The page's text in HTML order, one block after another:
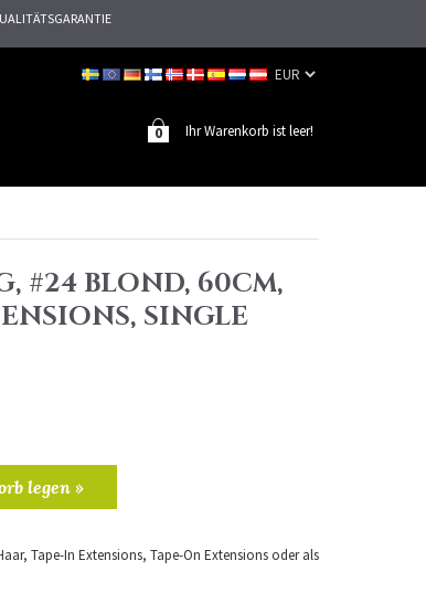
Ihr Warenkorb ist leer!
0
#24 BLOND, 60CM,
SINGLE
legen »
Tape-In Extensions, Tape-On Extensions oder als